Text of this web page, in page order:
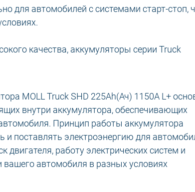
для автомобилей с системами старт-стоп,
качества, аккумуляторы серии Truck
MOLL Truck SHD 225Ah(Ач) 1150A L+
внутри аккумулятора, обеспечивающих
Принцип работы аккумулятора
и поставлять электроэнергию для
двигателя, работу электрических систем и
вашего автомобиля в разных условиях